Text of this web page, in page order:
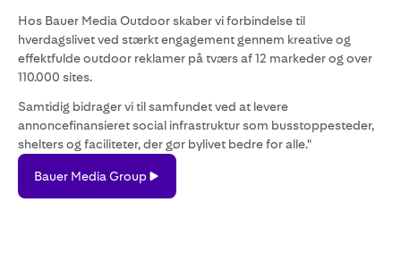
Hos Bauer Media Outdoor skaber vi forbindelse til
hverdagslivet ved stærkt engagement gennem kreative og
effektfulde outdoor reklamer på tværs af 12 markeder og over
110.000 sites.
Samtidig bidrager vi til samfundet ved at levere
annoncefinansieret social infrastruktur som busstoppesteder,
shelters og faciliteter, der gør bylivet bedre for alle."
Media
Group
Bauer Media Group